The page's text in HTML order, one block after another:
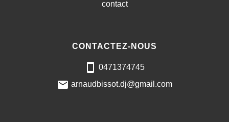
contact
CONTACTEZ-NOUS
0471374745
arnaudbissot.dj@gmail.com